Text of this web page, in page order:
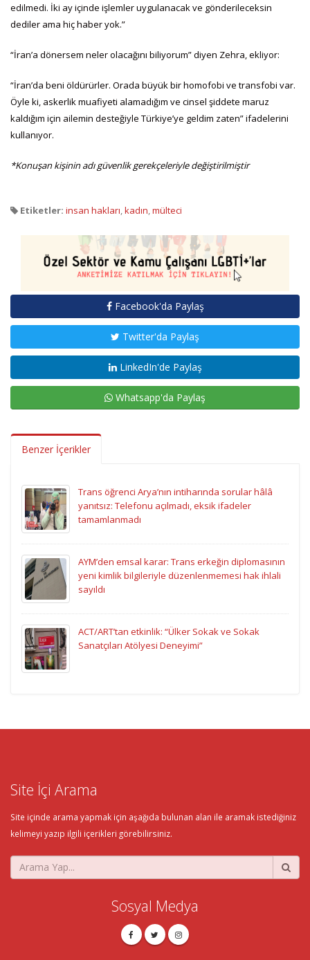
edilmedi. İki ay içinde işlemler uygulanacak ve gönderileceksin
dediler ama hiç haber yok.”
“İran’a dönersem neler olacağını biliyorum” diyen Zehra, ekliyor:
“İran’da beni öldürürler. Orada büyük bir homofobi ve transfobi var.
Öyle ki, askerlik muafiyeti alamadığım ve cinsel şiddete maruz
kaldığım için ailemin desteğiyle Türkiye’ye geldim zaten” ifadelerini
kullanıyor.
*Konuşan kişinin adı güvenlik gerekçeleriyle değiştirilmiştir
Etiketler: insan hakları,kadın,mülteci
Facebook'da Paylaş
Twitter'da Paylaş
LinkedIn'de Paylaş
Whatsapp'da Paylaş
Benzer İçerikler
Trans öğrenci Arya’nın intiharında sorular hâlâ
yanıtsız: Telefonu açılmadı, eksik ifadeler
tamamlanmadı
AYM’den emsal karar: Trans erkeğin diplomasının
yeni kimlik bilgileriyle düzenlenmemesi hak ihlali
sayıldı
ACT/ART’tan etkinlik: “Ülker Sokak ve Sokak
Sanatçıları Atölyesi Deneyimi”
Site İçi Arama
Site içinde arama yapmak için aşağıda bulunan alan ile aramak istediğiniz
kelimeyi yazıp ilgili içerikleri görebilirsiniz.
Sosyal Medya